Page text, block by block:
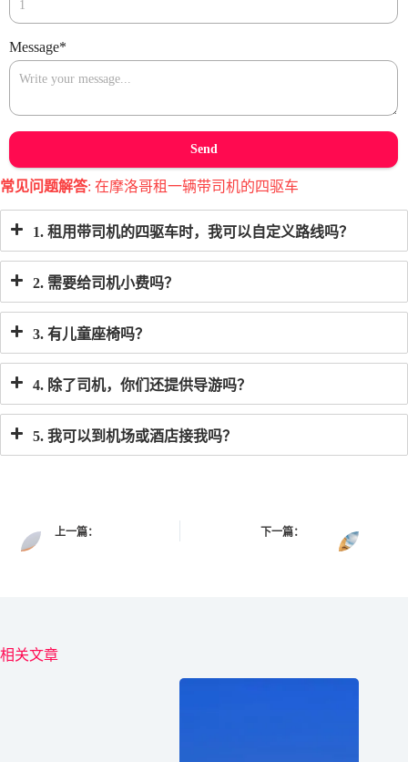
Message*
Send
常见问题解答: 在摩洛哥租一辆带司机的四驱车
1. 租用带司机的四驱车时，我可以自定义路线吗？
2. 需要给司机小费吗？
3. 有儿童座椅吗？
4. 除了司机，你们还提供导游吗？
5. 我可以到机场或酒店接我吗？
上一篇： 下一篇：
相关文章